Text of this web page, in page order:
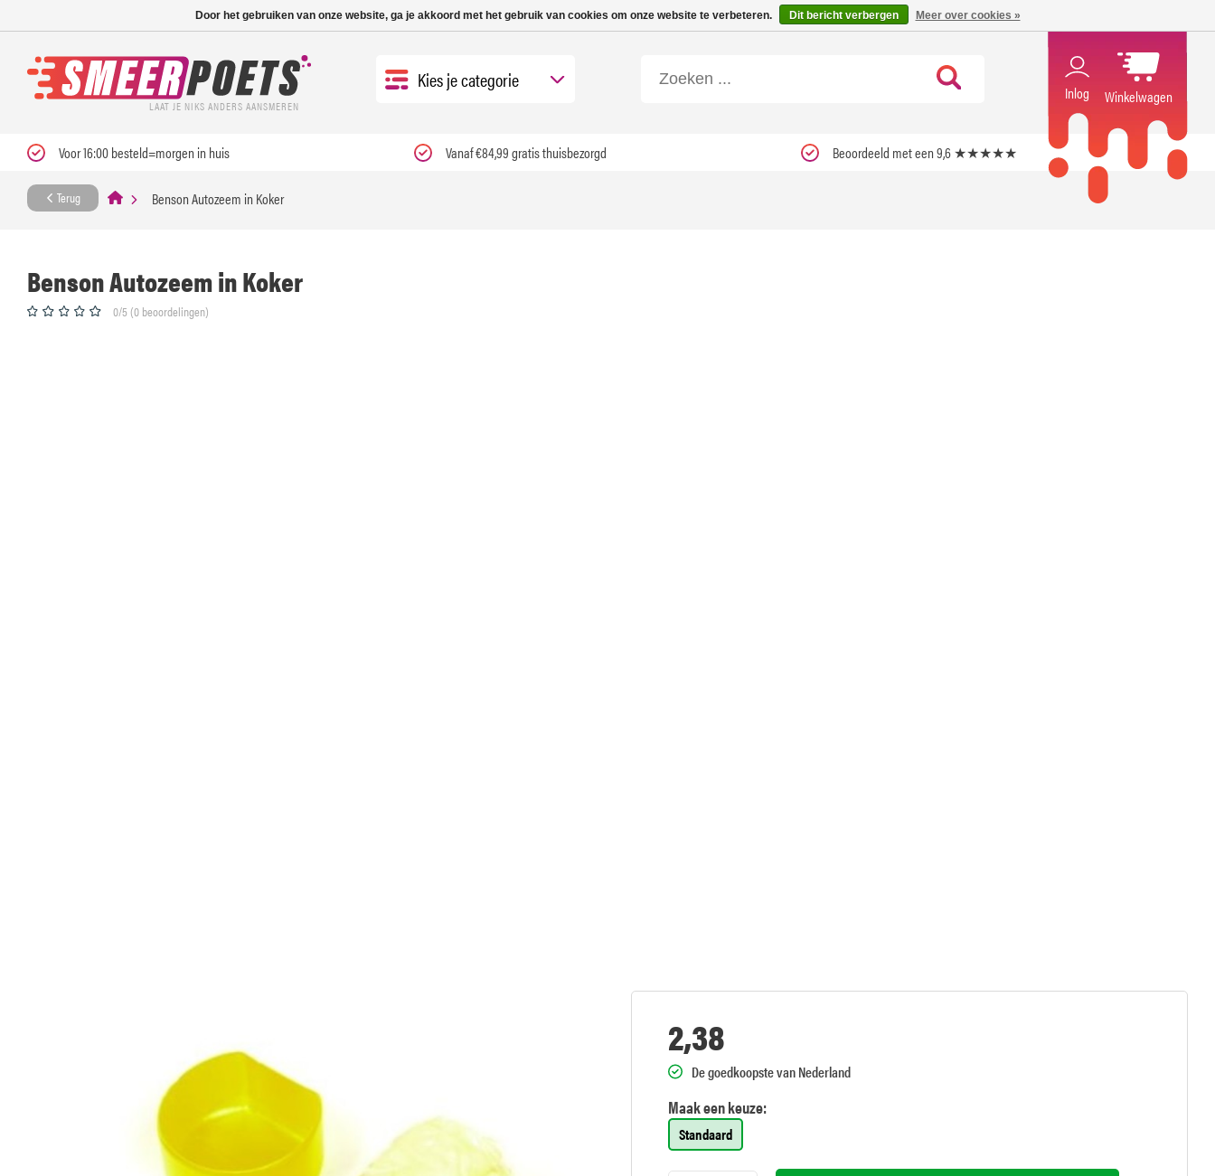
Nieuwe levertijd: 1 tot 3 werkdagen | Nu 25% korting op gehele assortiment Carfume met kortingscode ''verfrissend''
LAAT JE NIKS ANDERS AANSMEREN
Kies je categorie
Inlog Winkelwagen
Voor 16:00 besteld=morgen in huis Vanaf €84,99 gratis thuisbezorgd Beoordeeld met een 9,6 ★★★★★
Terug Benson Autozeem in Koker
Benson Autozeem in Koker
0/5 (0 beoordelingen)
2,38
De goedkoopste van Nederland
Maak een keuze:
Standaard
Door het gebruiken van onze website, ga je akkoord met het gebruik van cookies om onze website te verbeteren. Dit bericht verbergen Meer over cookies »